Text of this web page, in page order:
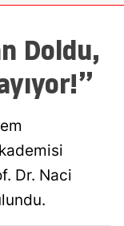
Amasya
Ankara
Artvin
Aydın
Balıkesir
Doldu,
Dr. Naci